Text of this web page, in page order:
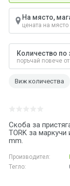
Скоба за
TORK за
mm.
Производител:
Тегло:
На място,
цената на
Количество по
поръчай повече
Виж количества